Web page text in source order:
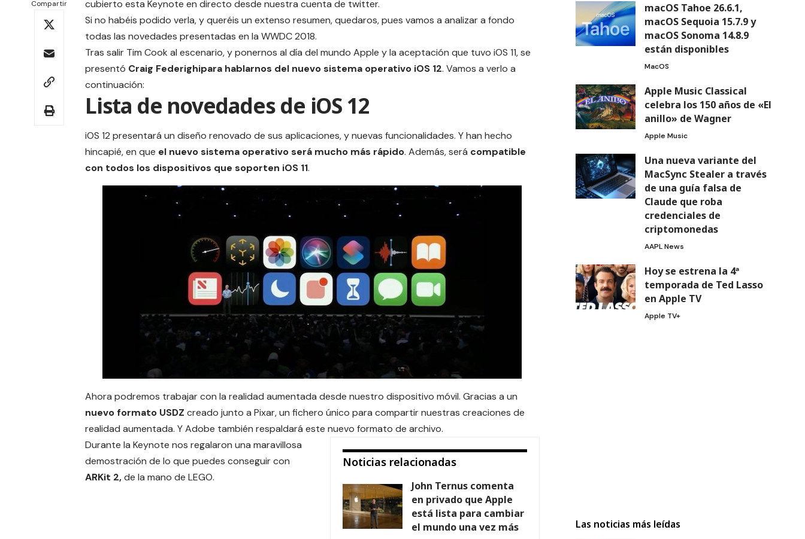
Compartir
cubierto esta Keynote en directo desde nuestra cuenta de twitter.
Si no habéis podido verla, y queréis un extenso resumen, quedaros, pues vamos a analizar a fondo
todas las novedades presentadas en la WWDC 2018.
Tras salir Tim Cook al escenario, y ponernos al día del mundo Apple y la aceptación que tuvo iOS 11, se
presentó Craig Federighipara hablarnos del nuevo sistema operativo iOS 12. Vamos a verlo a
continuación:
Lista de novedades de iOS 12
iOS 12 presentará un diseño renovado de sus aplicaciones, y nuevas funcionalidades. Y han hecho
hincapié, en que el nuevo sistema operativo será mucho más rápido. Además, será compatible
con todos los dispositivos que soporten iOS 11.
Ahora podremos trabajar con la realidad aumentada desde nuestro dispositivo móvil. Gracias a un
nuevo formato USDZ creado junto a Pixar, un fichero único para compartir nuestras creaciones de
realidad aumentada. Y Adobe también respaldará este nuevo formato de archivo.
Noticias relacionadas
John Ternus comenta
en privado que Apple
está lista para cambiar
el mundo una vez más
Durante la Keynote nos regalaron una maravillosa
demostración de lo que puedes conseguir con
ARKit 2,de la mano de LEGO.
macOS Tahoe 26.6.1,
macOS Sequoia 15.7.9 y
macOS Sonoma 14.8.9
están disponibles
MacOS
Apple Music Classical
celebra los 150 años de «El
anillo» de Wagner
Apple Music
Una nueva variante del
MacSync Stealer a través
de una guía falsa de
Claude que roba
credenciales de
criptomonedas
AAPL News
Hoy se estrena la 4ª
temporada de Ted Lasso
en Apple TV
Apple TV+
Las noticias más leídas